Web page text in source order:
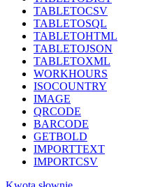
TABLETOCSV
TABLETOSQL
TABLETOHTML
TABLETOJSON
TABLETOXML
WORKHOURS
ISOCOUNTRY
IMAGE
QRCODE
BARCODE
GETBOLD
IMPORTTEXT
IMPORTCSV